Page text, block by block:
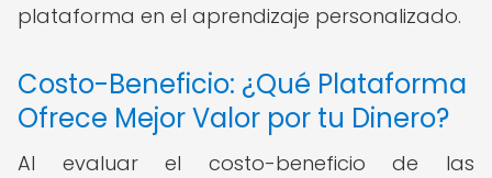
plataforma en el aprendizaje personalizado.
Costo-Beneficio: ¿Qué Plataforma
Ofrece Mejor Valor por tu Dinero?
Al evaluar el costo-beneficio de las